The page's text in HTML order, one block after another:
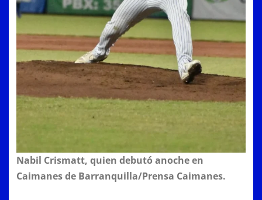
Nabil Crismatt, quien debutó anoche en
Caimanes de Barranquilla/Prensa Caimanes.